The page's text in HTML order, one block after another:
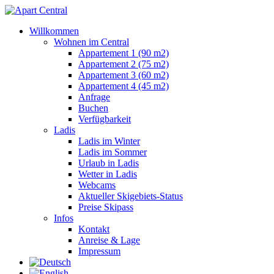
Willkommen
Wohnen im Central
Appartement 1 (90 m2)
Appartement 2 (75 m2)
Appartement 3 (60 m2)
Appartement 4 (45 m2)
Anfrage
Buchen
Verfügbarkeit
Ladis
Ladis im Winter
Ladis im Sommer
Urlaub in Ladis
Wetter in Ladis
Webcams
Aktueller Skigebiets-Status
Preise Skipass
Infos
Kontakt
Anreise & Lage
Impressum